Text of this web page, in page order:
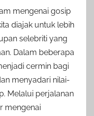
mengenai gosip
diajak untuk lebih
selebriti yang
Dalam beberapa
cermin bagi
menyadari nilai-
Melalui perjalanan
mengenai